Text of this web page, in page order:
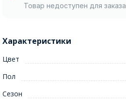
Товар недоступен для заказа
Характеристики
Цвет
Пол
Сезон